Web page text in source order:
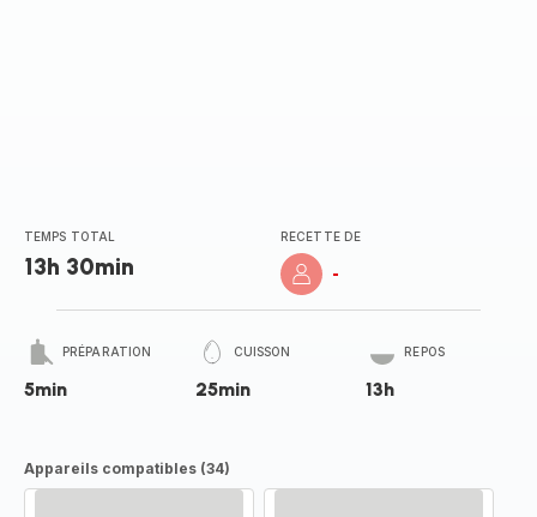
TEMPS TOTAL
13h 30min
RECETTE DE
-
PRÉPARATION
5min
CUISSON
25min
REPOS
13h
Appareils compatibles (34)